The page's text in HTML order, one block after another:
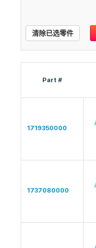
清除已选零件
Part #
1719350000
1737080000